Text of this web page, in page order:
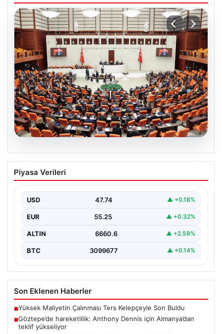
Önce tasfiye sonra suçlara erteleme. 10
maddede süreç yasası. Ne zaman
Piyasa Verileri
USD 47.74 ▲ +0.18%
EUR 55.25 ▲ +0.32%
ALTIN 6660.6 ▲ +2.59%
BTC 3099677 ▲ +0.14%
Son Eklenen Haberler
■Yüksek Maliyetin Çalınması Ters Kelepçeyle Son Buldu
■Göztepe’de hareketlilik: Anthony Dennis için Almanya’dan
teklif yükseliyor